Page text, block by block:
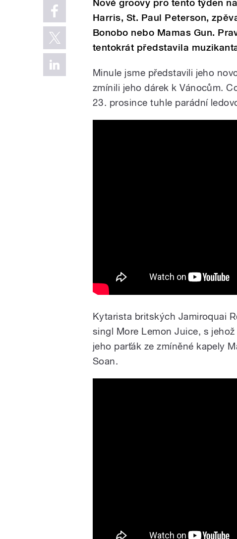
Nové groovy pro tento týden
Harris, St. Paul Peterson,
Bonobo nebo Mamas Gun.
tentokrát představila
Minule jsme představili jeho
zmínili jeho dárek k Vánocům.
23. prosince tuhle parádní
Kytarista britských Jamiroquai
singl More Lemon Juice, s
jeho parťák ze zmíněné kapely
Soan.